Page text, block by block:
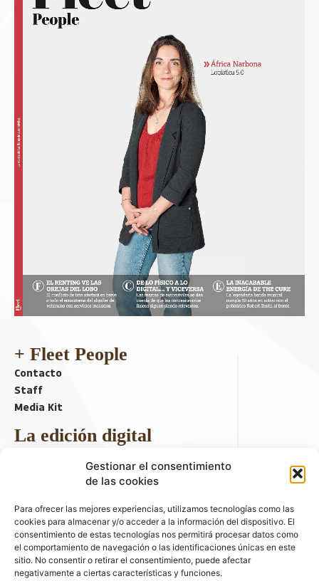
Gestionar el consentimiento
de las cookies
Para ofrecer las mejores experiencias, utilizamos tecnologías como las
cookies para almacenar y/o acceder a la información del dispositivo. El
consentimiento de estas tecnologías nos permitirá procesar datos como
el comportamiento de navegación o las identificaciones únicas en este
sitio. No consentir o retirar el consentimiento, puede afectar
negativamente a ciertas características y funciones.
+ Fleet People
Contacto
Staff
Media Kit
La edición digital
Descargar último ejemplar
ir a hemeroteca
+ Contenido en redes sociales